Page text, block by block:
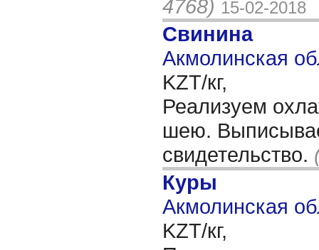
4768) 15-02-2018
Свинина
Акмолинская
KZT/кг,
Реализуем
шею.
свидетельство.
Куры
Акмолинская
KZT/кг,